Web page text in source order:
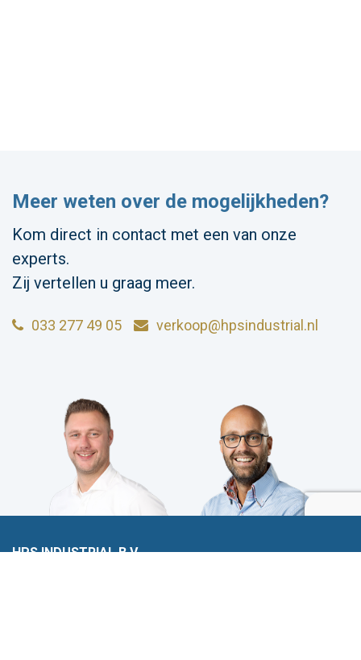
Meer weten over de mogelijkheden?
Kom direct in contact met een van onze
experts.
Zij vertellen u graag meer.
033 277 49 05 verkoop@hpsindustrial.nl
HPS INDUSTRIAL B.V.